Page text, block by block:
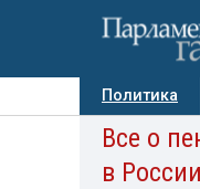
Политика
Авторы
Все о
в России